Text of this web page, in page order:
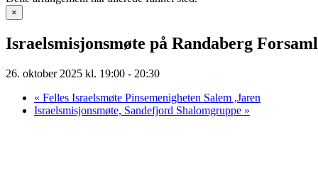
×
Israelsmisjonsmøte på Randaberg
26. oktober 2025 kl. 19:00 - 20:30
« Felles Israelsmøte Pinsemenigheten Salem ,Jaren
Israelsmisjonsmøte, Sandefjord Shalomgruppe »